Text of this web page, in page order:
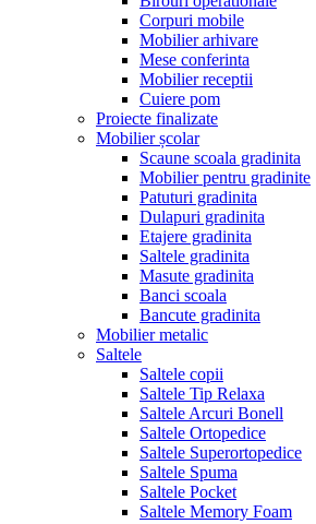
Corpuri mobile
Mobilier arhivare
Mese conferinta
Mobilier receptii
Cuiere pom
Proiecte finalizate
Mobilier școlar
Scaune scoala gradinita
Mobilier pentru gradinite
Patuturi gradinita
Dulapuri gradinita
Etajere gradinita
Saltele gradinita
Masute gradinita
Banci scoala
Bancute gradinita
Mobilier metalic
Saltele
Saltele copii
Saltele Tip Relaxa
Saltele Arcuri Bonell
Saltele Ortopedice
Saltele Superortopedice
Saltele Spuma
Saltele Pocket
Saltele Memory Foam